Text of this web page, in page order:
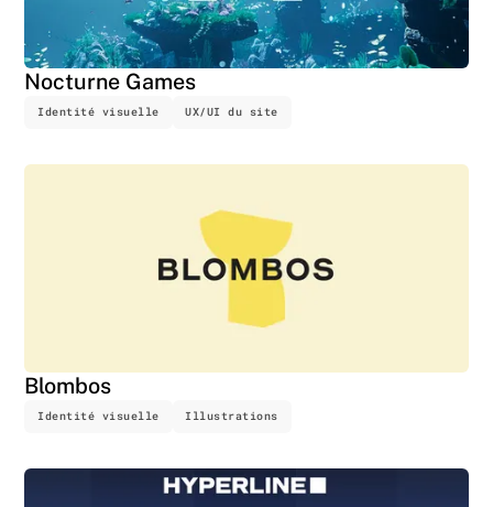
Nocturne Games
Identité visuelle UX/UI du site
Blombos
Identité visuelle Illustrations